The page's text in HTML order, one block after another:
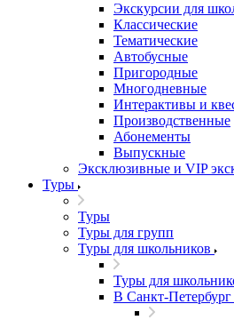
Экскурсии для
Классические
Тематические
Автобусные
Пригородные
Многодневные
Интерактивы и
Производственные
Абонементы
Выпускные
Эксклюзивные и VIP
Туры
Туры
Туры для групп
Туры для школьников
Туры для
В Санкт-Петербург